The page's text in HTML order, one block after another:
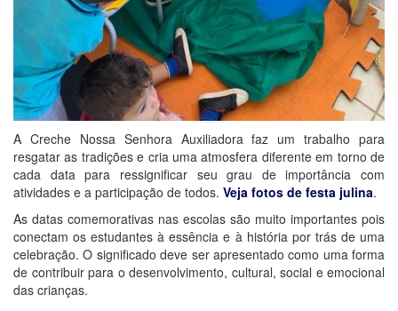
A Creche Nossa Senhora Auxiliadora faz um trabalho para
resgatar as tradições e cria uma atmosfera diferente em torno de
cada data para ressignificar seu grau de importância com
atividades e a participação de todos. Veja fotos de festa julina.
As datas comemorativas nas escolas são muito importantes pois
conectam os estudantes à essência e à história por trás de uma
celebração. O significado deve ser apresentado como uma forma
de contribuir para o desenvolvimento, cultural, social e emocional
das crianças.